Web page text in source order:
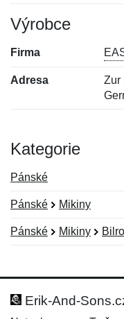
Výrobce
Firma
Adresa
Zur
Kategorie
Pánské
Pánské Mikiny
Pánské Mikiny
Hodnocení:
Jméno:
Erik-And-